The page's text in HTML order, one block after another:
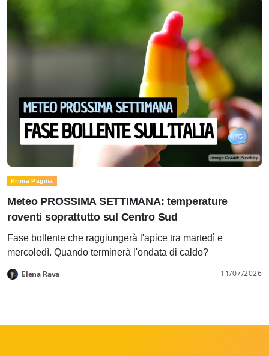
Prima Pagina
Meteo PROSSIMA SETTIMANA: temperature
roventi soprattutto sul Centro Sud
Fase bollente che raggiungerà l'apice tra martedì e
mercoledì. Quando terminerà l'ondata di caldo?
Elena Rava 11/07/2026